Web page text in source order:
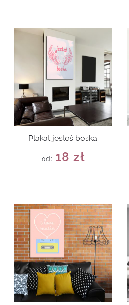
Plakat jesteś boska
od: 18 zł